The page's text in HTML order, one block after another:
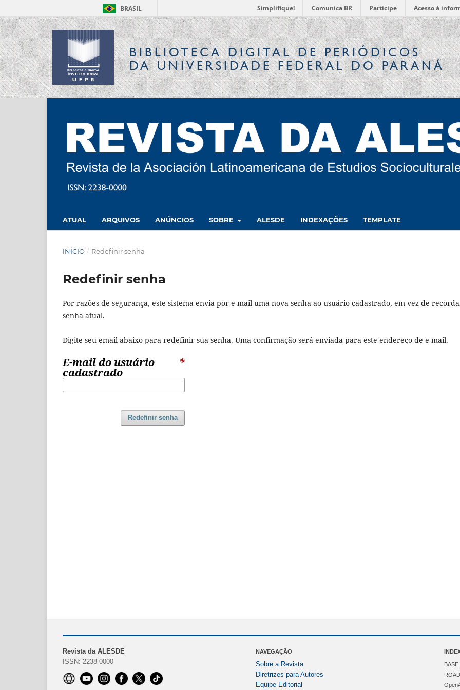
BRASIL Simplifique! Comunica BR Participe Acesso à
BIBLIOTECA DIGITALDE PERIÓDICOS
DA UNIVERSIDADE FEDERAL DO PARANÁ
ATUAL ARQUIVOS ANÚNCIOS SOBRE ALESDE INDEXAÇÕES TEMPLATE
INÍCIO / Redefinir senha
Redefinir senha
Por razões de segurança, este sistema envia por e-mail uma nova senha ao usuário cadastrado, em vez de
senha atual.
Digite seu email abaixo para redefinir sua senha. Uma confirmação será enviada para este endereço de e-mail.
E-mail do usuário
cadastrado
*
Redefinir senha
Revista da ALESDE
ISSN: 2238-0000
NAVEGAÇÃO
Sobre a Revista
Diretrizes para Autores
Equipe Editorial